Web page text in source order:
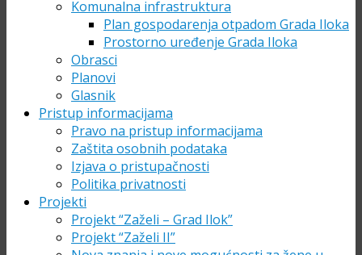
Komunalna infrastruktura
Plan gospodarenja otpadom Grada Iloka
Prostorno uređenje Grada Iloka
Obrasci
Planovi
Glasnik
Pristup informacijama
Pravo na pristup informacijama
Zaštita osobnih podataka
Izjava o pristupačnosti
Politika privatnosti
Projekti
Projekt “Zaželi – Grad Ilok”
Projekt “Zaželi II”